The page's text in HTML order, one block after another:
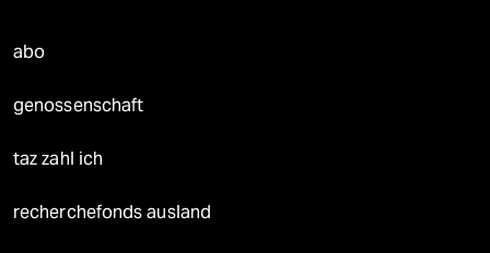
abo
genossenschaft
taz zahl ich
recherchefonds ausland